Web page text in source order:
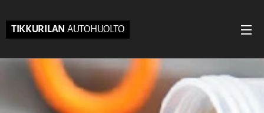
TIKKURILAN AUTOHUOLTO